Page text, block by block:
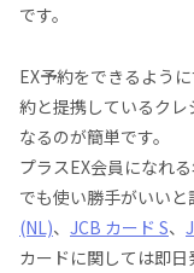
です。
EX予約をできるよう
約と提携しているク
なるのが簡単です。
プラスEX会員になれ
でも使い勝手がいい
(NL)、 JCB カード S、
カードに関しては即